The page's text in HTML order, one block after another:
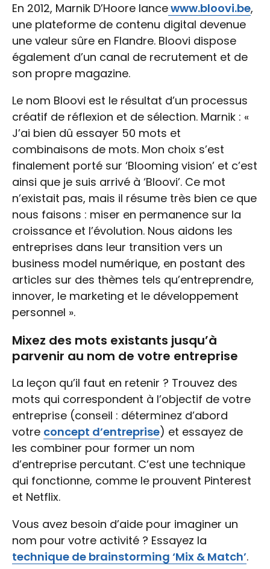
En 2012, Marnik D’Hoore lancewww.bloovi.be,
une plateforme de contenu digital devenue
une valeur sûre en Flandre. Bloovi dispose
également d’un canal de recrutement et de
son propre magazine.
Le nom Bloovi est le résultat d’un processus
créatif de réflexion et de sélection. Marnik : «
J’ai bien dû essayer 50 mots et
combinaisons de mots. Mon choix s’est
finalement porté sur ‘Blooming vision’ et c’est
ainsi que je suis arrivé à ‘Bloovi’. Ce mot
n’existait pas, mais il résume très bien ce que
nous faisons : miser en permanence sur la
croissance et l’évolution. Nous aidons les
entreprises dans leur transition vers un
business model numérique, en postant des
articles sur des thèmes tels qu’entreprendre,
innover, le marketing et le développement
personnel ».
Mixez des mots existants jusqu’à
parvenir au nom de votre entreprise
La leçon qu’il faut en retenir ? Trouvez des
mots qui correspondent à l’objectif de votre
entreprise (conseil : déterminez d’abord
votre concept d’entreprise) et essayez de
les combiner pour former un nom
d’entreprise percutant. C’est une technique
qui fonctionne, comme le prouvent Pinterest
et Netflix.
Vous avez besoin d’aide pour imaginer un
nom pour votre activité ? Essayez la
technique de brainstorming ‘Mix & Match’.